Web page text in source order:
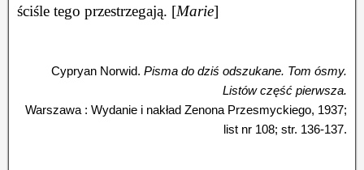
ściśle tego przestrzegają. [Marie]
Cypryan Norwid. Pisma do dziś odszukane. Tom ósmy.
Listów część pierwsza.
Warszawa : Wydanie i nakład Zenona Przesmyckiego, 1937;
list nr 108; str. 136-137.